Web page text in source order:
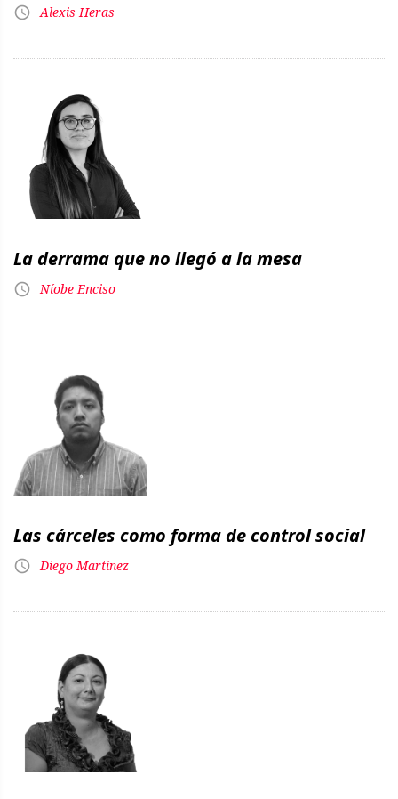
Alexis Heras
La derrama que no llegó a la mesa
Níobe Enciso
Las cárceles como forma de control social
Diego Martínez